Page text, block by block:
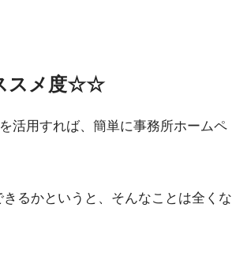
スメ度☆☆
活用すれば、簡単に事務所ホームペ
るかというと、そんなことは全くな